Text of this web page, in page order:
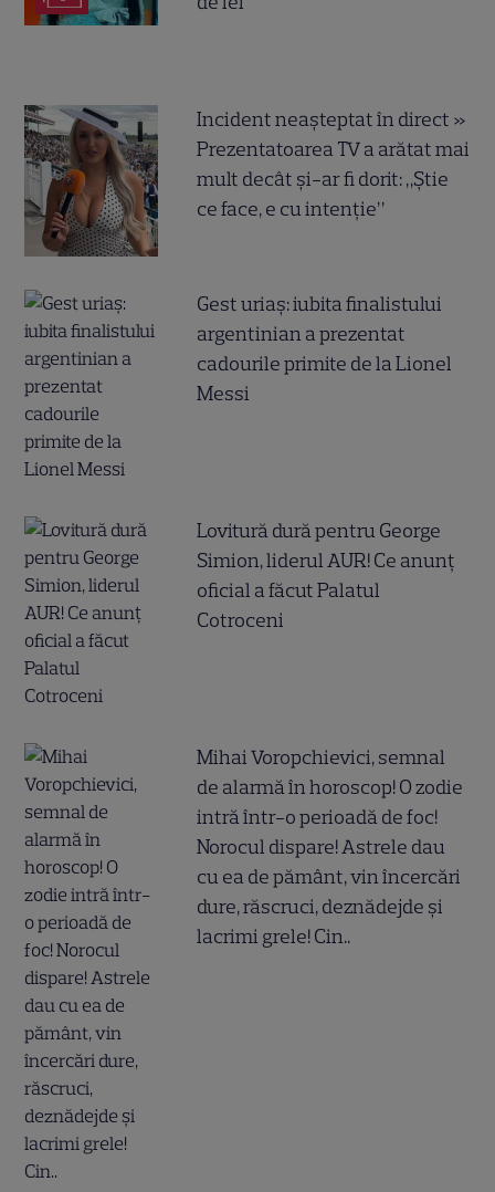
Incident neașteptat în direct »
Prezentatoarea TV a arătat mai
mult decât și-ar fi dorit: „Știe
ce face, e cu intenție”
Gest uriaș: iubita finalistului
argentinian a prezentat
cadourile primite de la Lionel
Messi
Lovitură dură pentru George
Simion, liderul AUR! Ce anunț
oficial a făcut Palatul
Cotroceni
Mihai Voropchievici, semnal
de alarmă în horoscop! O zodie
intră într-o perioadă de foc!
Norocul dispare! Astrele dau
cu ea de pământ, vin încercări
dure, răscruci, deznădejde și
lacrimi grele! Cin..